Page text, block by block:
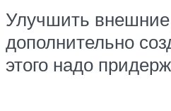
Улучшить внешние
дополнительно
этого надо